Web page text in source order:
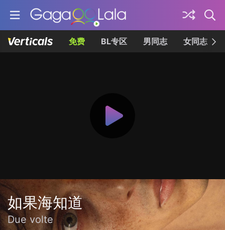
免费 BL专区 男同志 女同志
如果海知道
Due volte